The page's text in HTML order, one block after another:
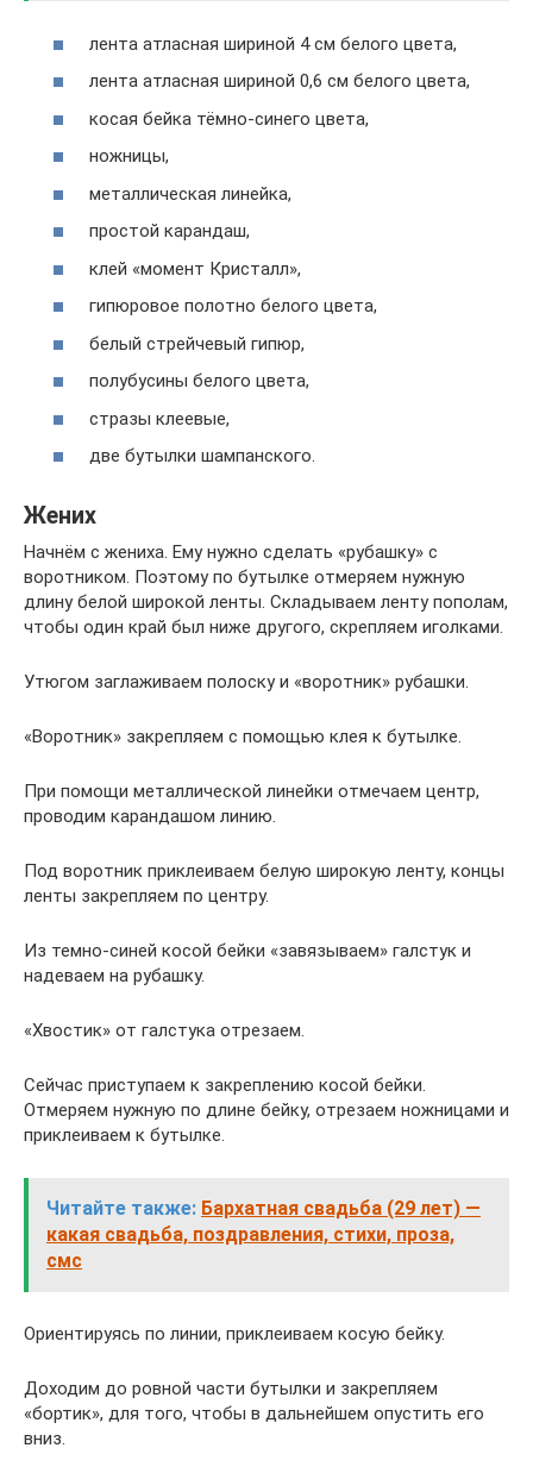
лента атласная шириной 4 см белого цвета,
лента атласная шириной 0,6 см белого цвета,
косая бейка тёмно-синего цвета,
ножницы,
металлическая линейка,
простой карандаш,
клей «момент Кристалл»,
гипюровое полотно белого цвета,
белый стрейчевый гипюр,
полубусины белого цвета,
стразы клеевые,
две бутылки шампанского.
Жених
Начнём с жениха. Ему нужно сделать «рубашку» с
воротником. Поэтому по бутылке отмеряем нужную
длину белой широкой ленты. Складываем ленту пополам,
чтобы один край был ниже другого, скрепляем иголками.
Утюгом заглаживаем полоску и «воротник» рубашки.
«Воротник» закрепляем с помощью клея к бутылке.
При помощи металлической линейки отмечаем центр,
проводим карандашом линию.
Под воротник приклеиваем белую широкую ленту, концы
ленты закрепляем по центру.
Из темно-синей косой бейки «завязываем» галстук и
надеваем на рубашку.
«Хвостик» от галстука отрезаем.
Сейчас приступаем к закреплению косой бейки.
Отмеряем нужную по длине бейку, отрезаем ножницами и
приклеиваем к бутылке.
Читайте также: Бархатная свадьба (29 лет) —
какая свадьба, поздравления, стихи, проза,
смс
Ориентируясь по линии, приклеиваем косую бейку.
Доходим до ровной части бутылки и закрепляем
«бортик», для того, чтобы в дальнейшем опустить его
вниз.